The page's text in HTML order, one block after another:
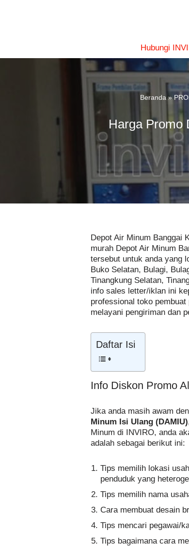
Hubungi
Beranda»
Harga Promo
Depot Air Minum Banggai
murah Depot Air Minum
tersebut untuk anda yang
Buko Selatan, Bulagi,
Tinangkung Selatan,
info sales letter/iklan ini
professional toko
melayani pengiriman dan
Daftar Isi
Info Diskon Promo
Jika anda masih awam
Minum Isi Ulang (DAMIU)
Minum di INVIRO, anda
adalah sebagai berikut ini:
Tips memilih lokasi
penduduk yang
Tips memilih nama
Cara membuat desain
Tips mencari pegawai/
Tips bagaimana cara